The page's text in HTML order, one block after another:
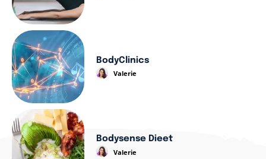
BodyClinics
Valerie
Bodysense Dieet
Valerie